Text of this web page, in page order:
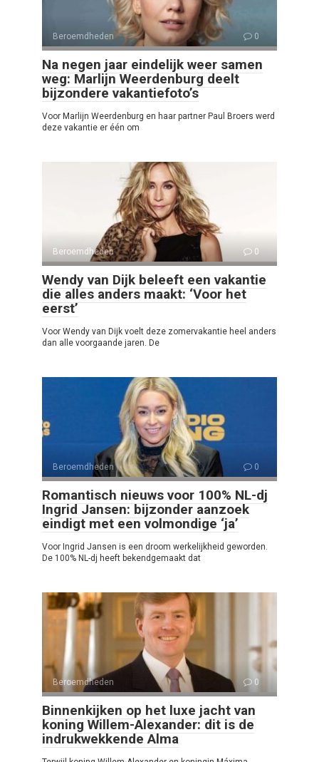
Beroemdheden 0
Na negen jaar eindelijk weer samen
weg: Marlijn Weerdenburg deelt
bijzondere vakantiefoto’s
Voor Marlijn Weerdenburg en haar partner Paul Broers werd
deze vakantie er één om
Beroemdheden 0
Wendy van Dijk beleeft een vakantie
die alles anders maakt: ‘Voor het
eerst’
Voor Wendy van Dijk voelt deze zomervakantie heel anders
dan alle voorgaande jaren. De
Beroemdheden 0
Romantisch nieuws voor 100% NL-dj
Ingrid Jansen: bijzonder aanzoek
eindigt met een volmondige ‘ja’
Voor Ingrid Jansen is een droom werkelijkheid geworden.
De 100% NL-dj heeft bekendgemaakt dat
Beroemdheden 0
Binnenkijken op het luxe jacht van
koning Willem-Alexander: dit is de
indrukwekkende Alma